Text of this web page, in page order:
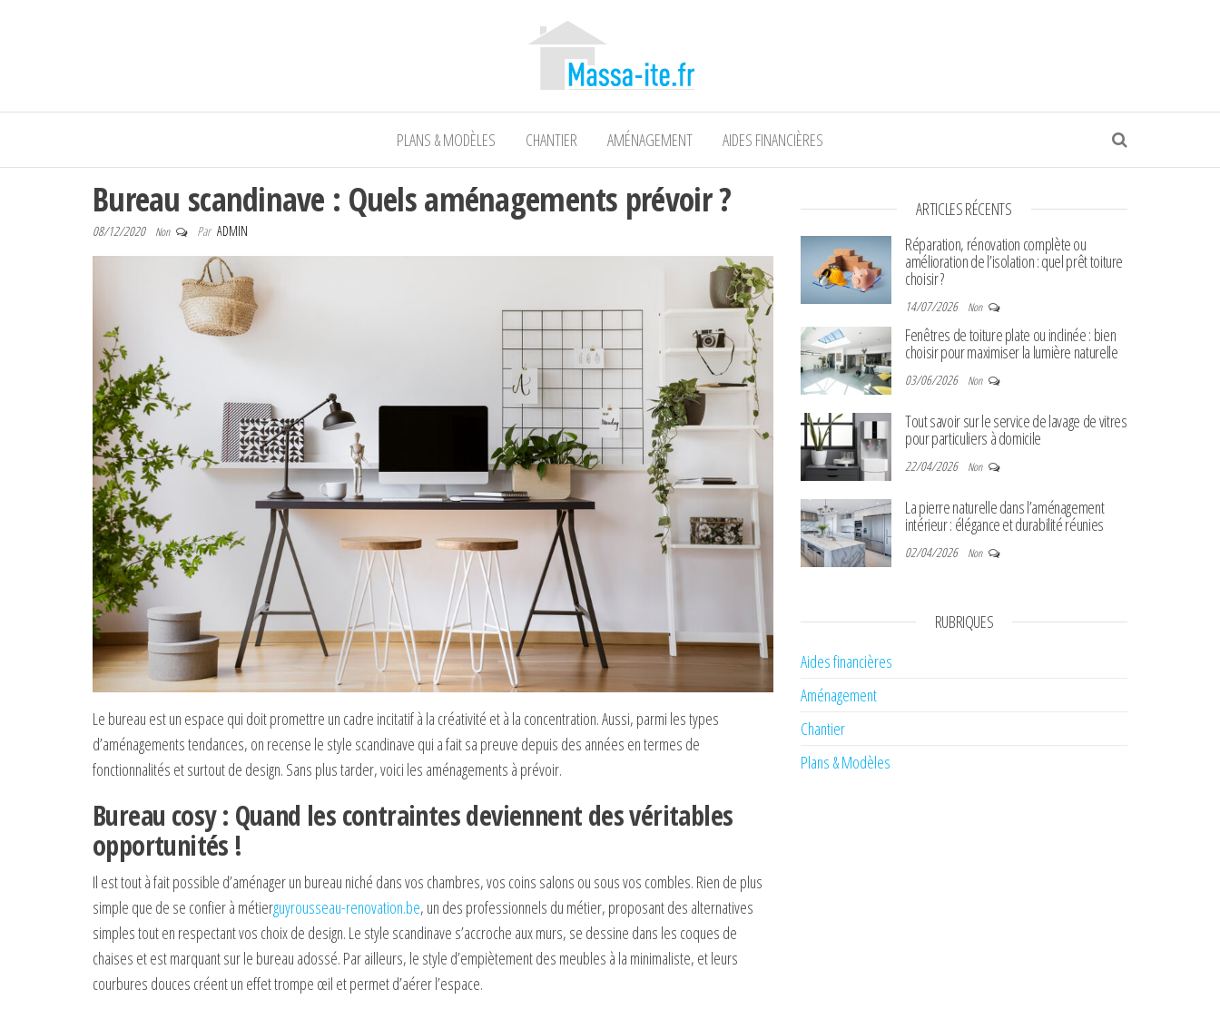
Massa-ite
PLANS & MODÈLES CHANTIER AMÉNAGEMENT AIDES FINANCIÈRES
Bureau scandinave : Quels aménagements prévoir ?
08/12/2020 Non Par ADMIN
Le bureau est un espace qui doit promettre un cadre incitatif à la créativité et à la concentration. Aussi, parmi les types
d’aménagements tendances, on recense le style scandinave qui a fait sa preuve depuis des années en termes de
fonctionnalités et surtout de design. Sans plus tarder, voici les aménagements à prévoir.
Bureau cosy : Quand les contraintes deviennent des véritables
opportunités !
Il est tout à fait possible d’aménager un bureau niché dans vos chambres, vos coins salons ou sous vos combles. Rien de plus
simple que de se confier à métierguyrousseau-renovation.be, un des professionnels du métier, proposant des alternatives
simples tout en respectant vos choix de design. Le style scandinave s’accroche aux murs, se dessine dans les coques de
chaises et est marquant sur le bureau adossé. Par ailleurs, le style d’empiètement des meubles à la minimaliste, et leurs
courbures douces créent un effet trompe œil et permet d’aérer l’espace.
ARTICLES RÉCENTS
Réparation, rénovation complète ou
amélioration de l’isolation : quel prêt toiture
choisir ?
14/07/2026 Non
Fenêtres de toiture plate ou inclinée : bien
choisir pour maximiser la lumière naturelle
03/06/2026 Non
Tout savoir sur le service de lavage de vitres
pour particuliers à domicile
22/04/2026 Non
La pierre naturelle dans l’aménagement
intérieur : élégance et durabilité réunies
02/04/2026 Non
RUBRIQUES
Aides financières
Aménagement
Chantier
Plans & Modèles